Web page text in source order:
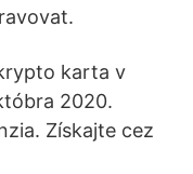
karta v
2020.
Získajte cez